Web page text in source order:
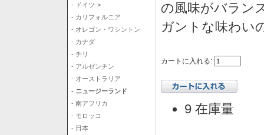
- ドイツ->
- カリフォルニア
- オレゴン・ワシントン
- カナダ
- チリ
- アルゼンチン
- オーストラリア
- ニュージーランド
- 南アフリカ
- モロッコ
- 日本
の風味がバラン
ガントな味わい
カートに入れる:
9 在庫量